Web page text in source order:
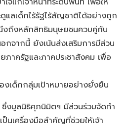
แลเด็กไร้รัฐไร้สัญชาติได้อย่างถูก
งถึงหลักสิทธิมนุษยชนควบคู่กับ
กจากนี้ ยังเน้นส่งเสริมการมีส่วน
ภาครัฐและภาคประชาสังคม เพื่อ
เด็กกลุ่มเป้าหมายอย่างยั่งยืน
งมูลนิธิศุภนิมิตฯ มีส่วนร่วมจัดทำ
นเครื่องมือสำคัญที่ช่วยให้เจ้า